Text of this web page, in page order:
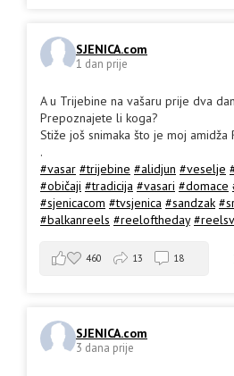
SJENICA.com
1 dan prije
A u Trijebine na vašaru prije dva
Prepoznajete li koga?
Stiže još snimaka što je moj amidža
.
#vasar #trijebine #alidjun #veselje
#običaji #tradicija #vasari #domace
#sjenicacom #tvsjenica #sandzak
#balkanreels #reeloftheday
460 13 18
SJENICA.com
3 dana prije